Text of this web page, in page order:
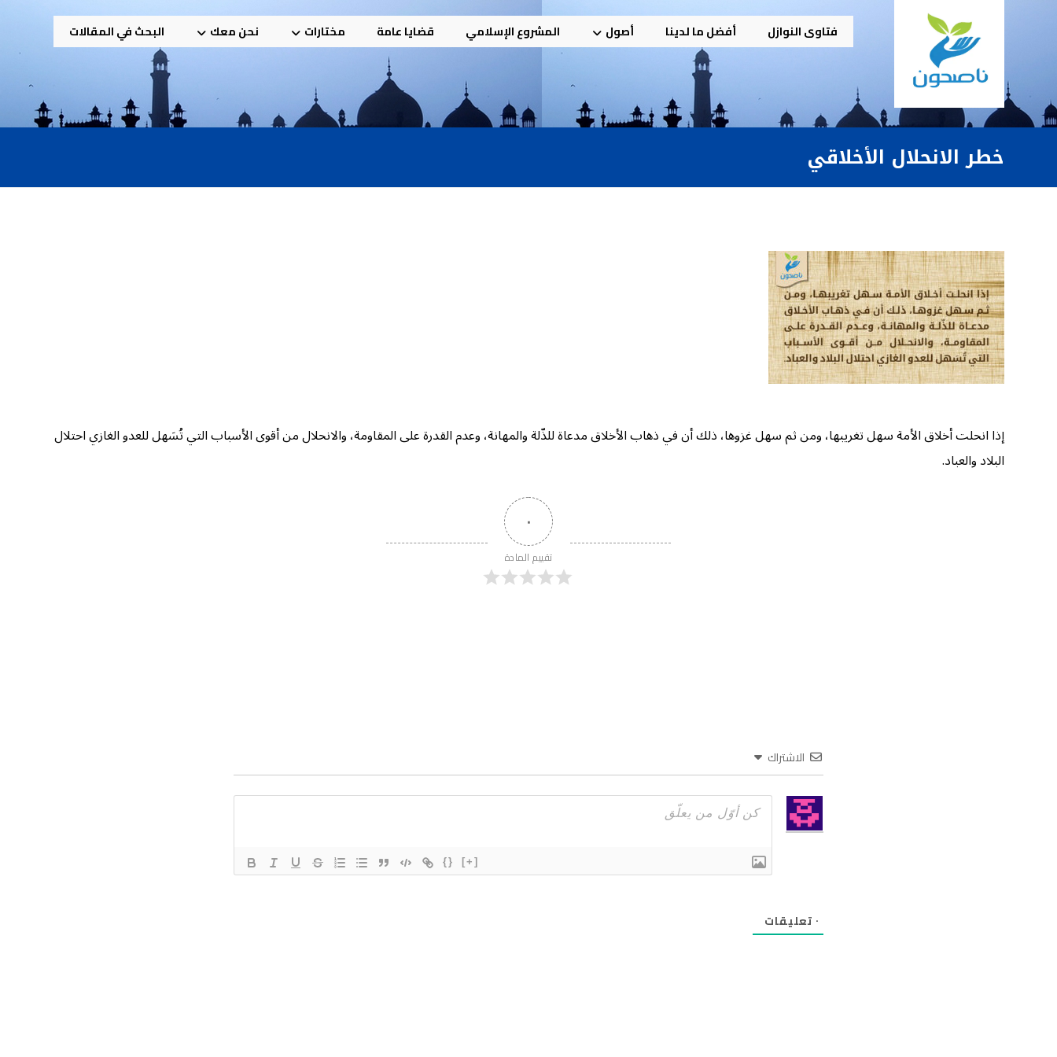
فتاوى النوازل أفضل ما لدينا أصول المشروع الإسلامي قضايا عامة مختارات نحن معك البحث في المقالات
خطر الانحلال الأخلاقي
إذا انحلت أخلاق الأمة سهل تغريبها، ومن ثم سهل غزوها، ذلك أن في ذهاب الأخلاق مدعاة للذّلة والمهانة، وعدم القدرة على المقاومة، والانحلال من أقوى الأسباب التي تُسَهل للعدو الغازي احتلال
البلاد والعباد.
٠
تقييم المادة
الاشتراك
{} [+]
٠ تعليقات